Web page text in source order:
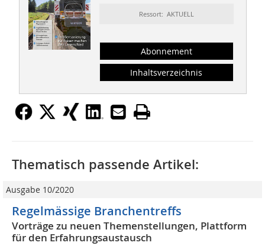
Ressort: AKTUELL
Abonnement
Inhaltsverzeichnis
Thematisch passende Artikel:
Ausgabe 10/2020
Regelmässige Branchentreffs
Vorträge zu neuen Themenstellungen, Plattform
für den Erfahrungsaustausch